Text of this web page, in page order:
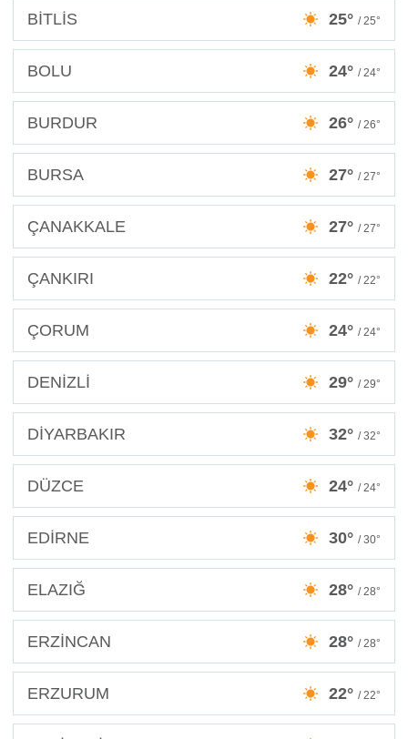
BİTLİS 25° / 25°
BOLU 24° / 24°
BURDUR 26° / 26°
BURSA 27° / 27°
ÇANAKKALE 27° / 27°
ÇANKIRI 22° / 22°
ÇORUM 24° / 24°
DENİZLİ 29° / 29°
DİYARBAKIR 32° / 32°
DÜZCE 24° / 24°
EDİRNE 30° / 30°
ELAZIĞ 28° / 28°
ERZİNCAN 28° / 28°
ERZURUM 22° / 22°